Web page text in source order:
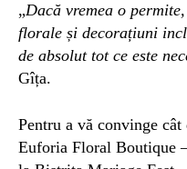
„Dacă vremea o
florale și decorațiuni
de absolut tot ce este
Gîța.
Pentru a vă convinge
Euforia Floral Boutique